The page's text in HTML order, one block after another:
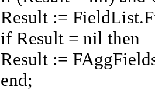
Result :=
if Result = nil then
Result :=
end;